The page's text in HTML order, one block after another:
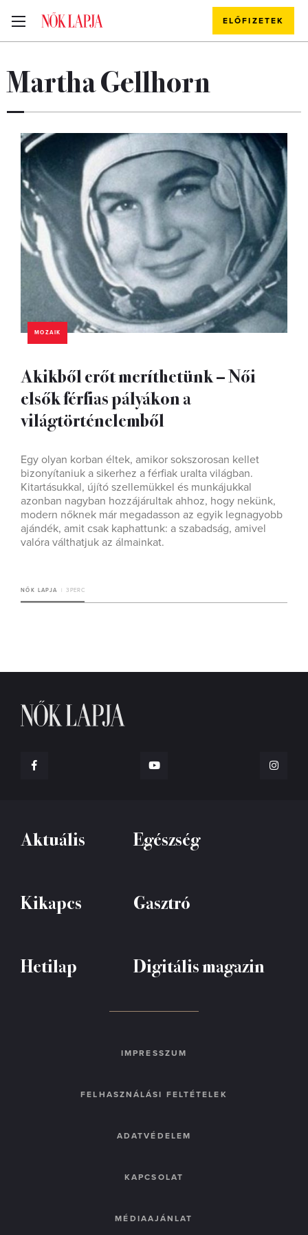
ELŐFIZETEK
Martha Gellhorn
MOZAIK
Akikből erőt meríthetünk – Női
elsők férfias pályákon a
világtörténelemből
Egy olyan korban éltek, amikor sokszorosan kellet
bizonyítaniuk a sikerhez a férfiak uralta világban.
Kitartásukkal, újító szellemükkel és munkájukkal
azonban nagyban hozzájárultak ahhoz, hogy nekünk,
modern nőknek már megadasson az egyik legnagyobb
ajándék, amit csak kaphattunk: a szabadság, amivel
valóra válthatjuk az álmainkat.
NŐK LAPJA 3 PERC
Aktuális Egészség
Kikapcs Gasztró
Hetilap Digitális magazin
IMPRESSZUM
FELHASZNÁLÁSI FELTÉTELEK
ADATVÉDELEM
KAPCSOLAT
MÉDIAAJÁNLAT